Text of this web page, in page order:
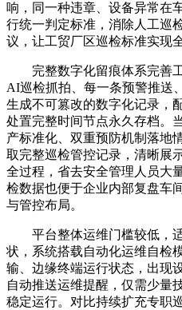
响，同一种违章、设备异常在
行统一判定标准，消除人工巡
议，让工贸厂区巡检标准实现
完整数字化留痕体系完善
AI巡检抓拍、每一条预警推送
生成不可篡改的数字化记录，
处置完整时间节点永久存档。
产标准化、双重预防机制落地
取完整巡检管控记录，清晰展
全过程，省去安全管理人员大
检数据也便于企业内部复盘车
与管控布局。
平台整体运维门槛较低，
状，系统搭载自动化运维自检
输、边缘终端运行状态，出现
自动推送运维提醒，仅需少量
稳定运行。对比持续扩充专职